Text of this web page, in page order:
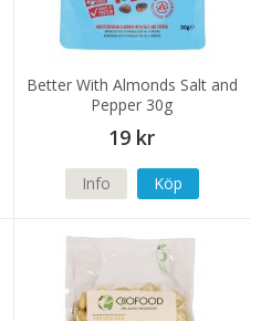
Better With Almonds Salt and
Pepper 30g
19 kr
Info Köp